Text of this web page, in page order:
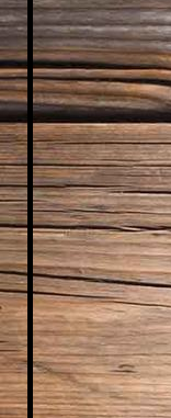
IMG_1776